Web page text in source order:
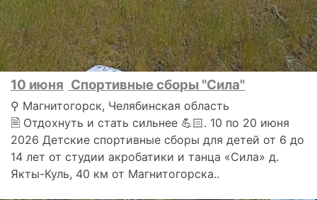
10 июня Спортивные сборы "Сила"
⚲ Магнитогорск, Челябинская область
🗎 Отдохнуть и стать сильнее 💪🏻. 10 по 20 июня
2026 Детские спортивные сборы для детей от 6 до
14 лет от студии акробатики и танца «Сила» д.
Якты-Куль, 40 км от Магнитогорска..